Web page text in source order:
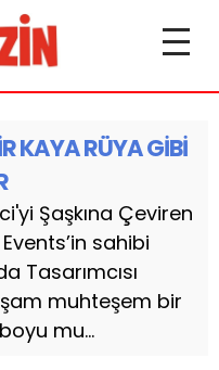
KAYA RÜYA GİBİ
Şaşkına Çeviren
sahibi
Tasarımcısı
muhteşem bir
mu...